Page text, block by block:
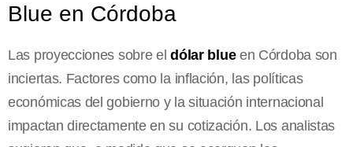
Blue en Córdoba
Las proyecciones sobre eldólar blueen Córdoba son
inciertas. Factores como la inflación, las políticas
económicas del gobierno y la situación internacional
impactan directamente en su cotización. Los analistas